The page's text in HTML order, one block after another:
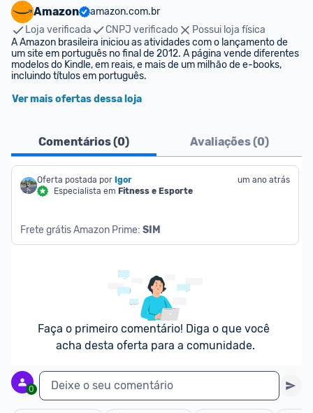
Amazon
amazon.com.br
Loja verificada
CNPJ verificado
Possui loja física
A Amazon brasileira iniciou as atividades com o lançamento de
um site em português no final de 2012. A página vende diferentes
modelos do Kindle, em reais, e mais de um milhão de e-books,
incluindo títulos em português.
Ver mais ofertas dessa loja
Comentários (0) Avaliações (0)
Oferta postada por Igor
Especialista em Fitness e Esporte
um ano atrás
Frete grátis Amazon Prime: SIM
Faça o primeiro comentário! Diga o que você
acha desta oferta para a comunidade.
0 Deixe o seu comentário